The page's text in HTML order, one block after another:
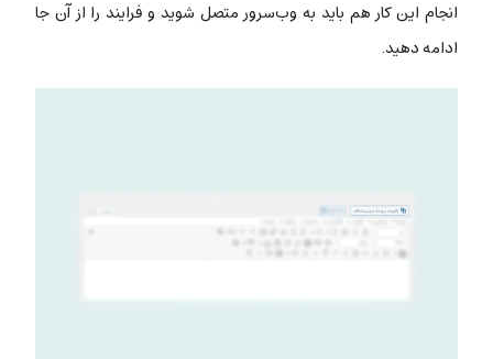
انجام این کار هم باید به وب‌سرور متصل شوید و فرایند را از آن جا
ادامه دهید.